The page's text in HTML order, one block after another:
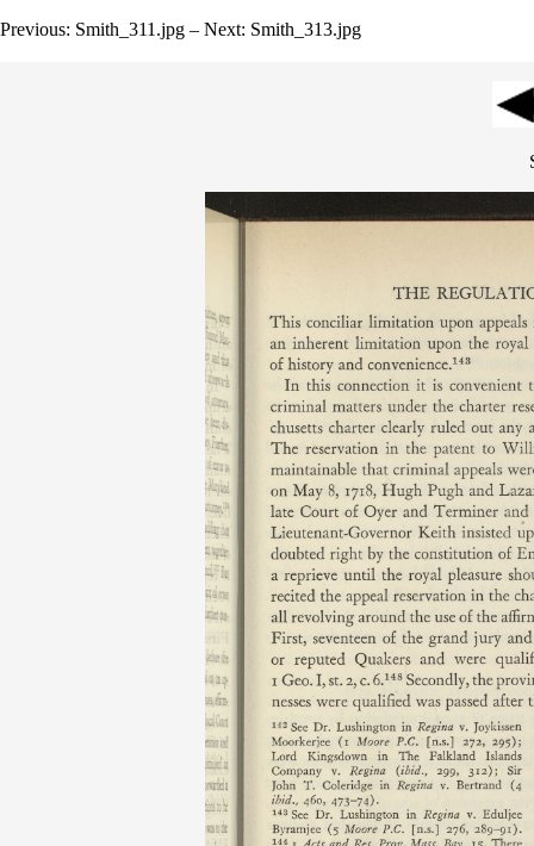
Previous: Smith_311.jpg – Next: Smith_313.jpg